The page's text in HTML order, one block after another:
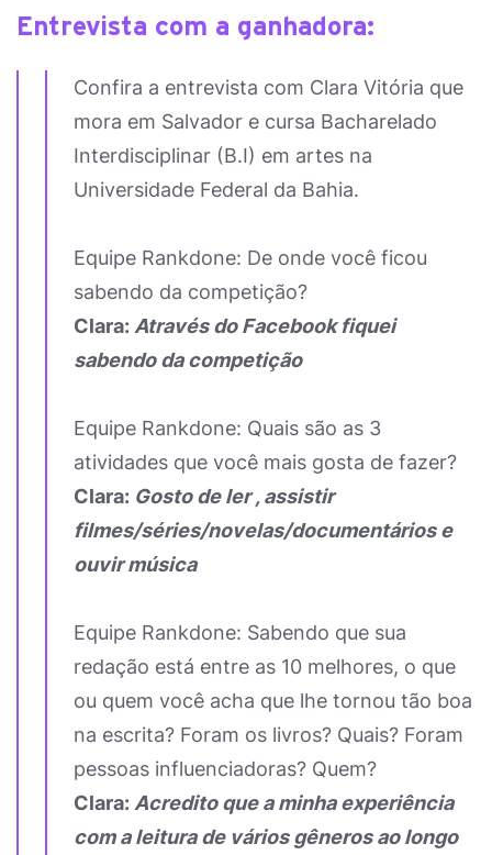
Entrevista com a ganhadora:
Confira a entrevista com Clara Vitória que
mora em Salvador e cursa Bacharelado
Interdisciplinar (B.I) em artes na
Universidade Federal da Bahia.
Equipe Rankdone: De onde você ficou
sabendo da competição?
Clara: Através do Facebook fiquei
sabendo da competição
Equipe Rankdone: Quais são as 3
atividades que você mais gosta de fazer?
Clara: Gosto de ler , assistir
filmes/séries/novelas/documentários e
ouvir música
Equipe Rankdone: Sabendo que sua
redação está entre as 10 melhores, o que
ou quem você acha que lhe tornou tão boa
na escrita? Foram os livros? Quais? Foram
pessoas influenciadoras? Quem?
Clara: Acredito que a minha experiência
com a leitura de vários gêneros ao longo